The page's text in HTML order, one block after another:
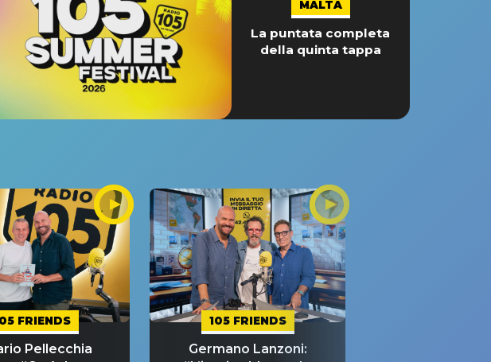
MALTA
La puntata completa
della quinta tappa
FRIENDS
Pellecchia
105 FRIENDS
Germano Lanzoni: